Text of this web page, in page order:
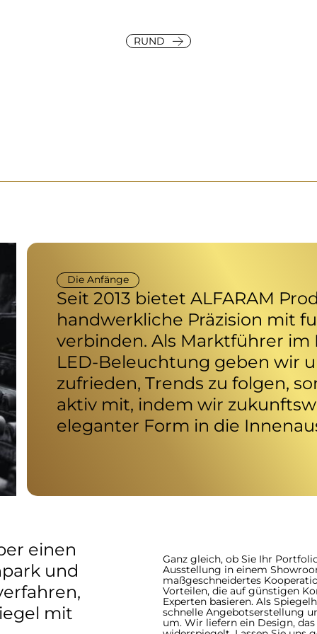
RUND
Die Anfänge
Seit 2013 bietet ALFARAM
handwerkliche Präzision mit
verbinden. Als Marktführer
LED-Beleuchtung geben wir
zufrieden, Trends zu folgen,
aktiv mit, indem wir
eleganter Form in die
einen
und
mit
Ganz gleich, ob Sie Ihr
Ausstellung in einem
maßgeschneidertes
Vorteilen, die auf günstigen
Experten basieren. Als
schnelle Angebotserstellung
um. Wir liefern ein Design,